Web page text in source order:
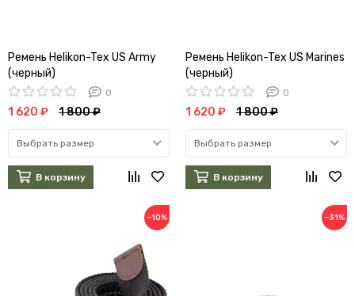
Ремень Helikon-Tex US Army
(черный)
0
1 620 ₽ 1 800 ₽
Выбрать размер
В корзину
Ремень Helikon-Tex US Marines
(черный)
0
1 620 ₽ 1 800 ₽
Выбрать размер
В корзину
−10% −31%